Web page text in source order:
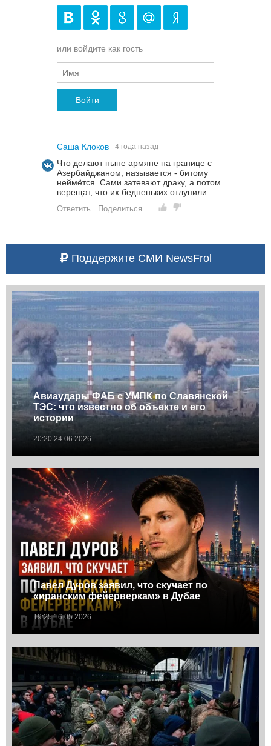
или войдите как гость
Войти
Саша Клоков 4 года назад
Что делают ныне армяне на границе с
Азербайджаном, называется - битому
неймётся. Сами затевают драку, а потом
верещат, что их бедненьких отлупили.
Ответить Поделиться
Поддержите СМИ NewsFrol
Авиаудары ФАБ с УМПК по Славянской
ТЭС: что известно об объекте и его
истории
20:20 24.06.2026
Павел Дуров заявил, что скучает по
«иранским фейерверкам» в Дубае
19:25 16.05.2026